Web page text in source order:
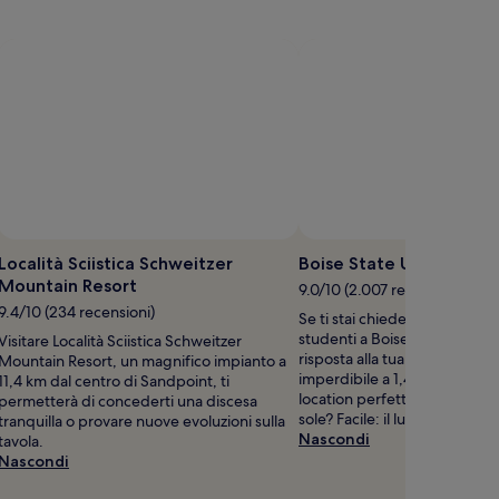
gratuita
di
Justin
Località Sciistica Schweitzer
Mountain Resort
10 (234 recensioni)
Località Sciistica Schweitzer
Mountain Resort, un magnifico impianto a
km dal centro di Sandpoint, ti
permetterà di concederti una discesa
o provare nuove evoluzioni sulla
Nascondi
Boise State University
9.0/10 (2.007 recensioni)
Se ti stai chiedendo come si
studenti a Boise, Boise
risposta alla tua domanda:
imperdibile a 1,4 km dal
location perfetta per un
sole? Facile: il lungofiume.
Nascondi